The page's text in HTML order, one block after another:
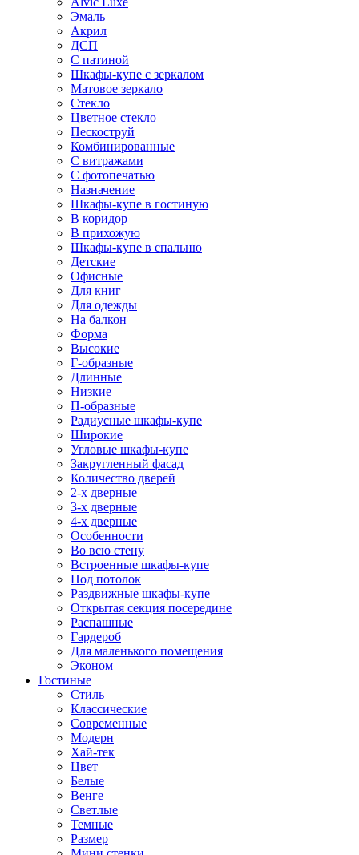
Эмаль
Акрил
ДСП
С патиной
Шкафы-купе с зеркалом
Матовое зеркало
Стекло
Цветное стекло
Пескоструй
Комбинированные
С витражами
С фотопечатью
Назначение
Шкафы-купе в гостиную
В коридор
В прихожую
Шкафы-купе в спальню
Детские
Офисные
Для книг
Для одежды
На балкон
Форма
Высокие
Г-образные
Длинные
Низкие
П-образные
Радиусные шкафы-купе
Широкие
Угловые шкафы-купе
Закругленный фасад
Количество дверей
2-х дверные
3-х дверные
4-х дверные
Особенности
Во всю стену
Встроенные шкафы-купе
Под потолок
Раздвижные шкафы-купе
Открытая секция посередине
Распашные
Гардероб
Для маленького помещения
Эконом
Гостиные
Стиль
Классические
Современные
Модерн
Хай-тек
Цвет
Белые
Венге
Светлые
Темные
Размер